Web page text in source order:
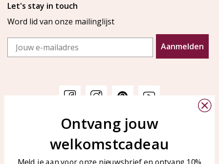
Let's stay in touch
Word lid van onze mailinglijst
Email
Aanmelden
Veelgestelde vragen
Sieraden onderhouden
KAYA Sieraden
Bellen of WhatsApp Ma-Vr
tussen 09:00-17:00
Ontvang jouw
welkomstcadeau
Meld je aan voor onze nieuwsbrief en ontvang 10%